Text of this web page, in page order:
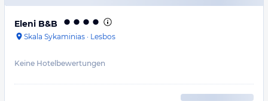
Eleni B&B
Skala Sykaminias · Lesbos
Keine Hotelbewertungen